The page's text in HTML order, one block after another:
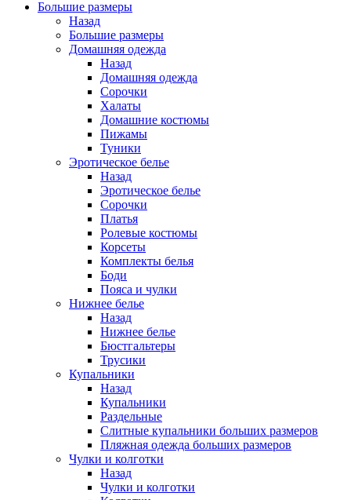
Большие размеры
Назад
Большие размеры
Домашняя одежда
Назад
Домашняя одежда
Сорочки
Халаты
Домашние костюмы
Пижамы
Туники
Эротическое белье
Назад
Эротическое белье
Сорочки
Платья
Ролевые костюмы
Корсеты
Комплекты белья
Боди
Пояса и чулки
Нижнее белье
Назад
Нижнее белье
Бюстгальтеры
Трусики
Купальники
Назад
Купальники
Раздельные
Слитные купальники больших размеров
Пляжная одежда больших размеров
Чулки и колготки
Назад
Чулки и колготки